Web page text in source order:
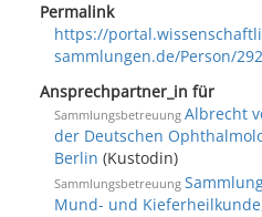
Permalink
https://
sammlungen.de/Person/292
Ansprechpartner_in für
Sammlungsbetreuung Albrecht
der Deutschen
Berlin (Kustodin)
Sammlungsbetreuung
Mund- und